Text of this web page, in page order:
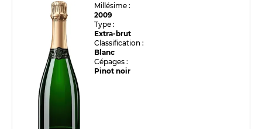
Millésime :
2009
Type :
Extra-brut
Classification :
Blanc
Cépages :
Pinot noir